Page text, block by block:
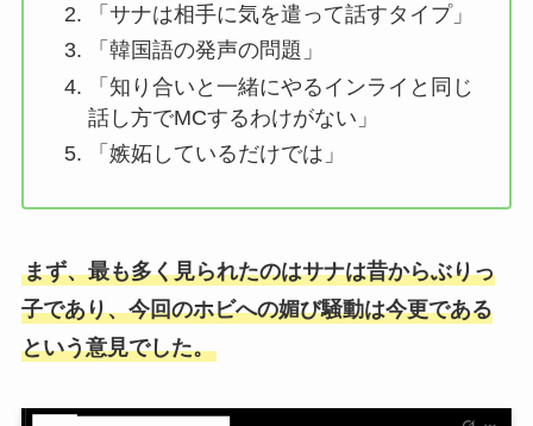
「サナは相手に気を遣って話すタイプ」
「韓国語の発声の問題」
「知り合いと一緒にやるインライと同じ
話し方でMCするわけがない」
「嫉妬しているだけでは」
まず、最も多く見られたのはサナは昔からぶりっ
子であり、今回のホビへの媚び騒動は今更である
という意見でした。